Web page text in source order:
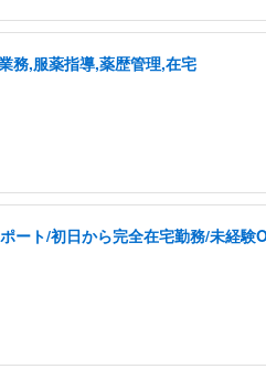
務,服薬指導,薬歴管理,在宅
ート/初日から完全在宅勤務/未経験